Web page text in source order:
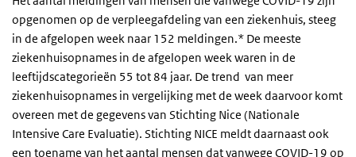
opgenomen op de verpleegafdeling van een ziekenhuis, steeg
in de afgelopen week naar 152 meldingen.* De meeste
ziekenhuisopnames in de afgelopen week waren in de
leeftijdscategorieën 55 tot 84 jaar. De trend van meer
ziekenhuisopnames in vergelijking met de week daarvoor komt
overeen met de gegevens van Stichting Nice (Nationale
Intensive Care Evaluatie). Stichting NICE meldt daarnaast ook
een toename van het aantal mensen dat vanwege COVID-19 op